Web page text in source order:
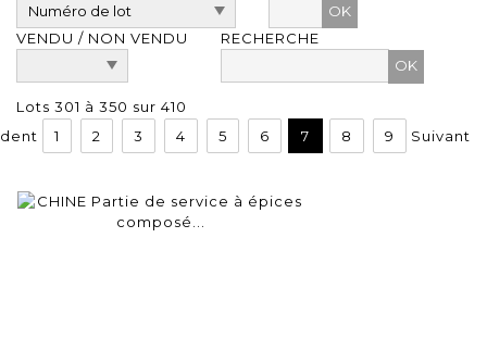
OK
VENDU / NON VENDU
RECHERCHE
Lots 301 à 350 sur 410
1 2 3 4 5 6 7 8 9 Suivant